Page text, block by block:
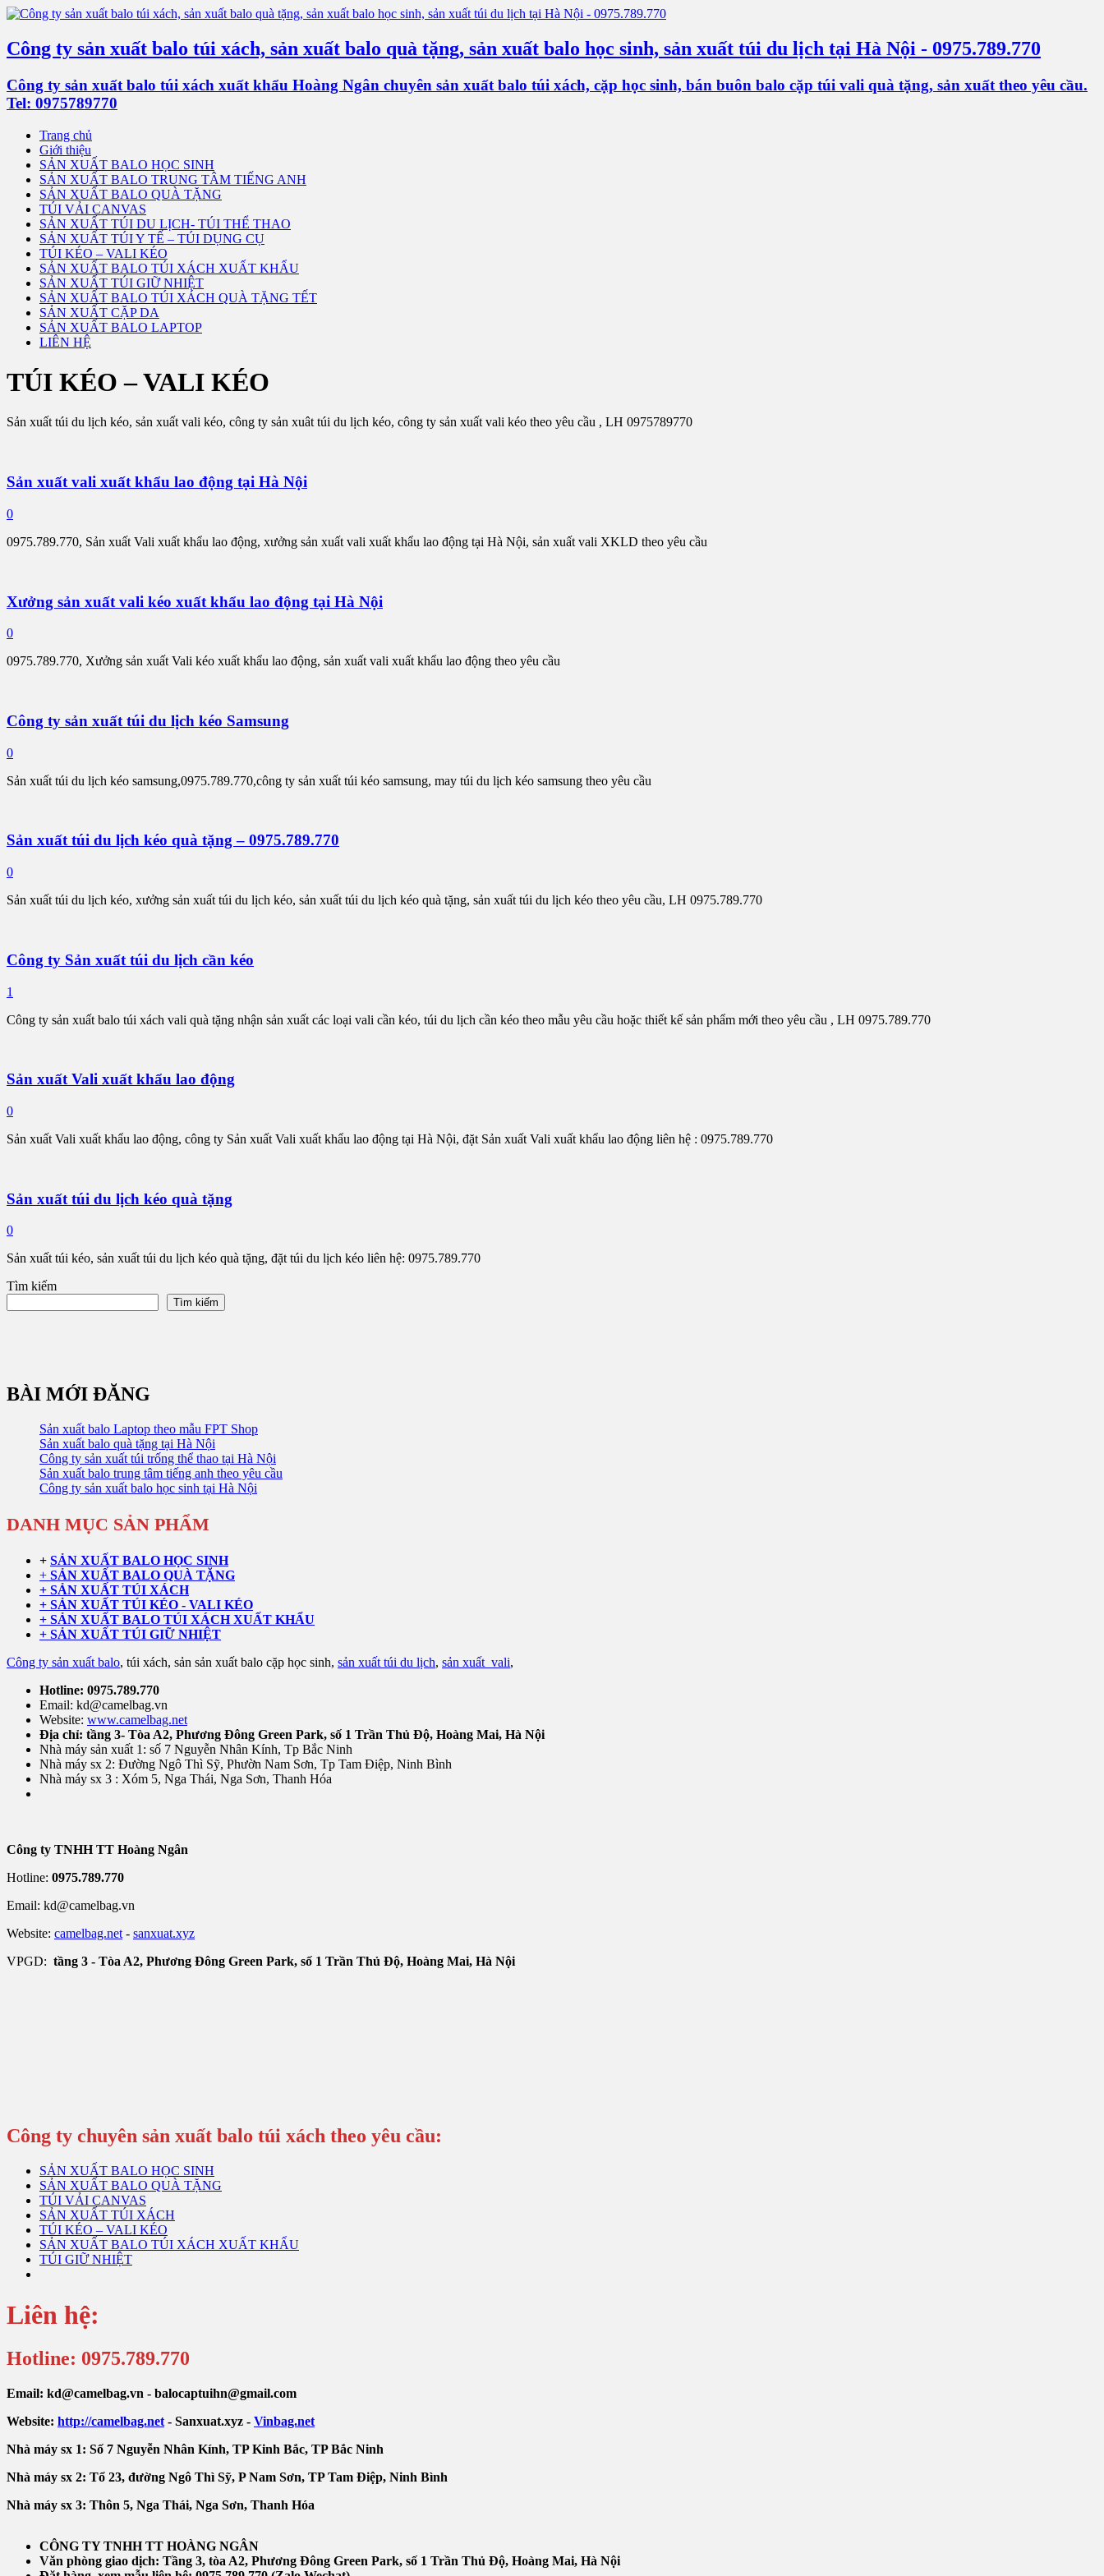
Công ty sản xuất balo túi xách, sản xuất balo quà tặng, sản xuất balo học sinh, sản xuất túi du lịch tại Hà Nội - 0975.789.770
Công ty sản xuất balo túi xách xuất khẩu Hoàng Ngân chuyên sản xuất balo túi xách, cặp học sinh, bán buôn balo cặp túi vali quà tặng, sản xuất theo yêu cầu.
Tel: 0975789770
Trang chủ
Giới thiệu
SẢN XUẤT BALO HỌC SINH
SẢN XUẤT BALO TRUNG TÂM TIẾNG ANH
SẢN XUẤT BALO QUÀ TẶNG
TÚI VẢI CANVAS
SẢN XUẤT TÚI DU LỊCH- TÚI THỂ THAO
SẢN XUẤT TÚI Y TẾ – TÚI DỤNG CỤ
TÚI KÉO – VALI KÉO
SẢN XUẤT BALO TÚI XÁCH XUẤT KHẨU
SẢN XUẤT TÚI GIỮ NHIỆT
SẢN XUẤT BALO TÚI XÁCH QUÀ TẶNG TẾT
SẢN XUẤT CẶP DA
SẢN XUẤT BALO LAPTOP
LIÊN HỆ
TÚI KÉO – VALI KÉO
Sản xuất túi du lịch kéo, sản xuất vali kéo, công ty sản xuât túi du lịch kéo, công ty sản xuất vali kéo theo yêu cầu , LH 0975789770
Sản xuất vali xuất khẩu lao động tại Hà Nội
0
0975.789.770, Sản xuất Vali xuất khẩu lao động, xưởng sản xuất vali xuất khẩu lao động tại Hà Nội, sản xuất vali XKLD theo yêu cầu
Xưởng sản xuất vali kéo xuất khẩu lao động tại Hà Nội
0
0975.789.770, Xưởng sản xuất Vali kéo xuất khẩu lao động, sản xuất vali xuất khẩu lao động theo yêu cầu
Công ty sản xuất túi du lịch kéo Samsung
0
Sản xuất túi du lịch kéo samsung,0975.789.770,công ty sản xuất túi kéo samsung, may túi du lịch kéo samsung theo yêu cầu
Sản xuất túi du lịch kéo quà tặng – 0975.789.770
0
Sản xuất túi du lịch kéo, xưởng sản xuất túi du lịch kéo, sản xuất túi du lịch kéo quà tặng, sản xuất túi du lịch kéo theo yêu cầu, LH 0975.789.770
Công ty Sản xuất túi du lịch cần kéo
1
Công ty sản xuất balo túi xách vali quà tặng nhận sản xuất các loại vali cần kéo, túi du lịch cần kéo theo mẫu yêu cầu hoặc thiết kế sản phẩm mới theo yêu cầu , LH 0975.789.770
Sản xuất Vali xuất khẩu lao động
0
Sản xuất Vali xuất khẩu lao động, công ty Sản xuất Vali xuất khẩu lao động tại Hà Nội, đặt Sản xuất Vali xuất khẩu lao động liên hệ : 0975.789.770
Sản xuất túi du lịch kéo quà tặng
0
Sản xuất túi kéo, sản xuất túi du lịch kéo quà tặng, đặt túi du lịch kéo liên hệ: 0975.789.770
Tìm kiếm
Tìm kiếm
BÀI MỚI ĐĂNG
Sản xuất balo Laptop theo mẫu FPT Shop
Sản xuất balo quà tặng tại Hà Nội
Công ty sản xuất túi trống thể thao tại Hà Nội
Sản xuất balo trung tâm tiếng anh theo yêu cầu
Công ty sản xuất balo học sinh tại Hà Nội
DANH MỤC SẢN PHẨM
+ SẢN XUẤT BALO HỌC SINH
+ SẢN XUẤT BALO QUÀ TẶNG
+ SẢN XUẤT TÚI XÁCH
+ SẢN XUẤT TÚI KÉO - VALI KÉO
+ SẢN XUẤT BALO TÚI XÁCH XUẤT KHẨU
+ SẢN XUẤT TÚI GIỮ NHIỆT
Công ty sản xuất balo, túi xách, sản sản xuất balo cặp học sinh, sản xuất túi du lịch, sản xuất vali,
Hotline: 0975.789.770
Email: kd@camelbag.vn
Website: www.camelbag.net
Địa chỉ: tầng 3- Tòa A2, Phương Đông Green Park, số 1 Trần Thủ Độ, Hoàng Mai, Hà Nội
Nhà máy sản xuất 1: số 7 Nguyễn Nhân Kính, Tp Bắc Ninh
Nhà máy sx 2: Đường Ngô Thì Sỹ, Phườn Nam Sơn, Tp Tam Điệp, Ninh Bình
Nhà máy sx 3 : Xóm 5, Nga Thái, Nga Sơn, Thanh Hóa
Công ty TNHH TT Hoàng Ngân
Hotline: 0975.789.770
Email: kd@camelbag.vn
Website: camelbag.net - sanxuat.xyz
VPGD: tầng 3 - Tòa A2, Phương Đông Green Park, số 1 Trần Thủ Độ, Hoàng Mai, Hà Nội
Công ty chuyên sản xuất balo túi xách theo yêu cầu:
SẢN XUẤT BALO HỌC SINH
SẢN XUẤT BALO QUÀ TẶNG
TÚI VẢI CANVAS
SẢN XUẤT TÚI XÁCH
TÚI KÉO – VALI KÉO
SẢN XUẤT BALO TÚI XÁCH XUẤT KHẨU
TÚI GIỮ NHIỆT
Liên hệ:
Hotline: 0975.789.770
Email: kd@camelbag.vn - balocaptuihn@gmail.com
Website: http://camelbag.net - Sanxuat.xyz - Vinbag.net
Nhà máy sx 1: Số 7 Nguyễn Nhân Kính, TP Kinh Bắc, TP Bắc Ninh
Nhà máy sx 2: Tổ 23, đường Ngô Thì Sỹ, P Nam Sơn, TP Tam Điệp, Ninh Bình
Nhà máy sx 3: Thôn 5, Nga Thái, Nga Sơn, Thanh Hóa
CÔNG TY TNHH TT HOÀNG NGÂN
Văn phòng giao dịch: Tầng 3, tòa A2, Phương Đông Green Park, số 1 Trần Thủ Độ, Hoàng Mai, Hà Nội